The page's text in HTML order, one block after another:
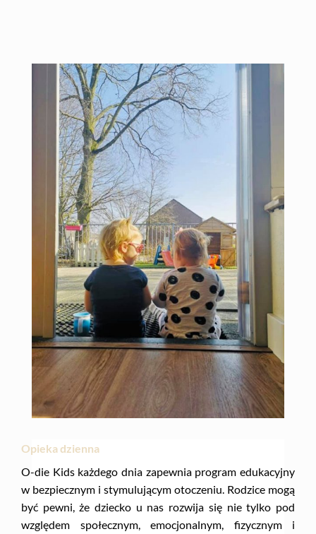
Opieka dzienna
O-die Kids każdego dnia zapewnia program edukacyjny
w bezpiecznym i stymulującym otoczeniu. Rodzice mogą
być pewni, że dziecko u nas rozwija się nie tylko pod
względem społecznym, emocjonalnym, fizycznym i